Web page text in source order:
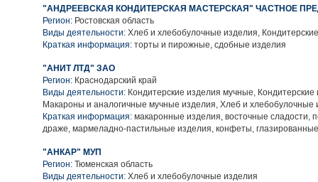
"АНДРЕЕВСКАЯ КОНДИТЕРСКАЯ МАСТЕРСКАЯ" ЧАСТНОЕ
Регион: Ростовская область
Виды деятельности: Хлеб и хлебобулочные изделия,
Краткая информация: торты и пирожные, сдобные изделия
"АНИТ ЛТД" ЗАО
Регион: Краснодарский край
Виды деятельности: Кондитерские изделия мучные,
Макароны и аналогичные мучные изделия, Хлеб и хлебобулочные
Краткая информация: макаронные изделия, восточные сладости,
драже, мармеладно-пастильные изделия, конфеты,
"АНКАР" МУП
Регион: Тюменская область
Виды деятельности: Хлеб и хлебобулочные изделия